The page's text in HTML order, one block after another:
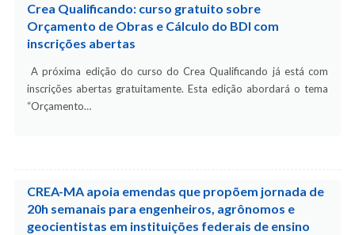
Crea Qualificando: curso gratuito sobre
Orçamento de Obras e Cálculo do BDI com
inscrições abertas
A próxima edição do curso do Crea Qualificando já está com
inscrições abertas gratuitamente. Esta edição abordará o tema
“Orçamento…
CREA-MA apoia emendas que propõem jornada de
20h semanais para engenheiros, agrônomos e
geocientistas em instituições federais de ensino